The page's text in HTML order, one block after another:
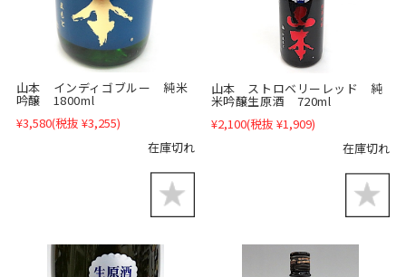
山本 インディゴブルー 純米
吟醸 1800ml
¥3,580(税抜 ¥3,255)
在庫切れ
山本 ストロベリーレッド 純
米吟醸生原酒 720ml
¥2,100(税抜 ¥1,909)
在庫切れ